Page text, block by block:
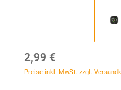
Regulärer Preis:
2,99 €
Preise inkl. MwSt. zzgl.